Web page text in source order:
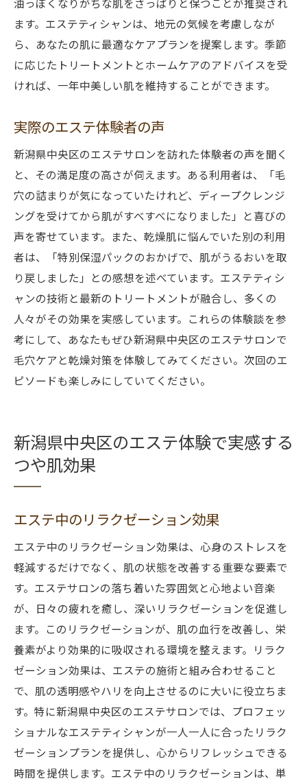
ます。エステティシャンは、地元の気候を考慮しなが
ら、あなたの肌に最適なケアプランを提案します。季節
に応じたトリートメントとホームケアのアドバイスを受
ければ、一年中美しい肌を維持することができます。
実際のエステ体験者の声
新潟県中央区のエステサロンを訪れた体験者の声を聞く
と、その満足度の高さが伺えます。ある利用者は、「毛
穴の詰まりが気になっていたけれど、ディープクレンジ
ングを受けてから肌がすべすべになりました」と喜びの
声を寄せています。また、乾燥肌に悩んでいた別の利用
者は、「特別保湿パックのおかげで、肌がうるおいを取
り戻しました」との感想を述べています。エステティシ
ャンの技術と最新のトリートメントが融合し、多くの
人々がその効果を実感しています。これらの体験談を参
考にして、あなたもぜひ新潟県中央区のエステサロンで
毛穴ケアと乾燥対策を体験してみてください。次回のエ
ピソードも楽しみにしていてください。
新潟県中央区のエステ体験で実感する
つや肌効果
エステ中のリラクゼーション効果
エステ中のリラクゼーション効果は、心身のストレスを
軽減するだけでなく、肌の状態を改善する重要な要素で
す。エステサロンの落ち着いた雰囲気と心地よい音楽
が、日々の疲れを癒し、深いリラクゼーションを促進し
ます。このリラクゼーションが、肌の血行を改善し、栄
養素がより効果的に吸収される環境を整えます。リラク
ゼーション効果は、エステの施術と組み合わせること
で、肌の透明感やハリを向上させるのに大いに役立ちま
す。特に新潟県中央区のエステサロンでは、プロフェッ
ショナルなエステティシャンが一人一人に合ったリラク
ゼーションプランを提供し、心からリフレッシュできる
時間を提供します。エステ中のリラクゼーションは、単